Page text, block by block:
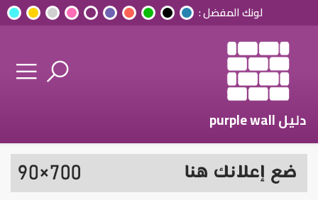
لونك المفضل :
دليل purple wall